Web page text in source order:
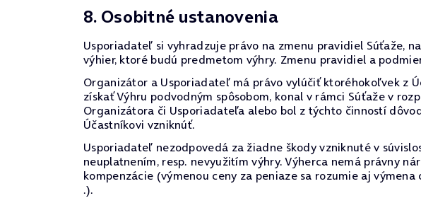
8. Osobitné ustanovenia
Usporiadateľ si vyhradzuje právo na zmenu pravidiel Súťaže,
výhier, ktoré budú predmetom výhry. Zmenu pravidiel a
Organizátor a Usporiadateľ má právo vylúčiť ktoréhokoľvek z
získať Výhru podvodným spôsobom, konal v rámci Súťaže v
Organizátora či Usporiadateľa alebo bol z týchto činností
Účastníkovi vzniknúť.
Usporiadateľ nezodpovedá za žiadne škody vzniknuté v
neuplatnením, resp. nevyužitím výhry. Výherca nemá právny
kompenzácie (výmenou ceny za peniaze sa rozumie aj
.).